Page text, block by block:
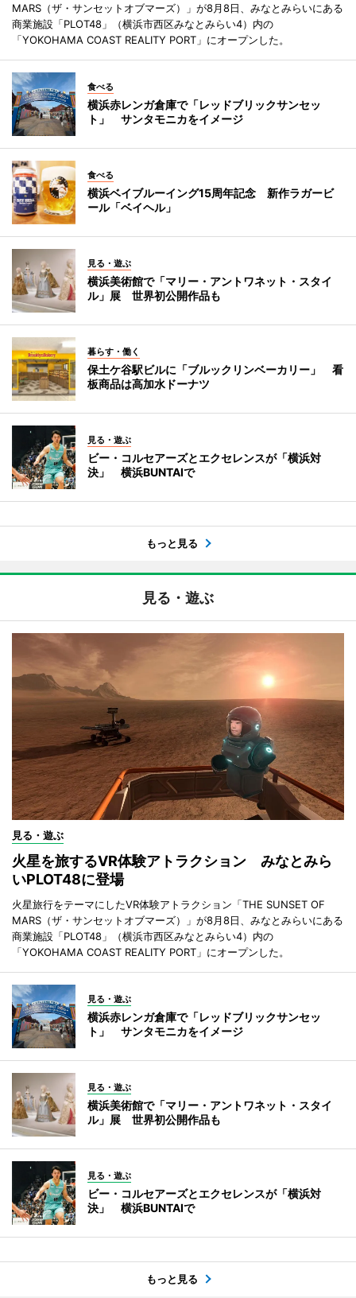
MARS（ザ・サンセットオブマーズ）」が8月8日、みなとみらいにある
商業施設「PLOT48」（横浜市西区みなとみらい4）内の
「YOKOHAMA COAST REALITY PORT」にオープンした。
食べる
横浜赤レンガ倉庫で「レッドブリックサンセッ
ト」 サンタモニカをイメージ
食べる
横浜ベイブルーイング15周年記念 新作ラガービ
ール「ベイヘル」
見る・遊ぶ
横浜美術館で「マリー・アントワネット・スタイ
ル」展 世界初公開作品も
暮らす・働く
保土ケ谷駅ビルに「ブルックリンベーカリー」 看
板商品は高加水ドーナツ
見る・遊ぶ
ビー・コルセアーズとエクセレンスが「横浜対
決」 横浜BUNTAIで
もっと見る
見る・遊ぶ
見る・遊ぶ
火星を旅するVR体験アトラクション みなとみら
いPLOT48に登場
火星旅行をテーマにしたVR体験アトラクション「THE SUNSET OF
MARS（ザ・サンセットオブマーズ）」が8月8日、みなとみらいにある
商業施設「PLOT48」（横浜市西区みなとみらい4）内の
「YOKOHAMA COAST REALITY PORT」にオープンした。
見る・遊ぶ
横浜赤レンガ倉庫で「レッドブリックサンセッ
ト」 サンタモニカをイメージ
見る・遊ぶ
横浜美術館で「マリー・アントワネット・スタイ
ル」展 世界初公開作品も
見る・遊ぶ
ビー・コルセアーズとエクセレンスが「横浜対
決」 横浜BUNTAIで
もっと見る